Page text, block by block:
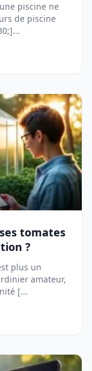
piscine ne
de piscine
tomates
?
plus un
amateur,
[...